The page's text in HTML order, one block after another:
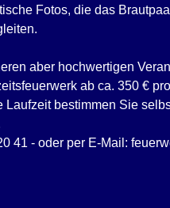
Fotos, die das
aber hochwertigen
ab ca. 350 €
bestimmen Sie
41 - oder per E-Mail: